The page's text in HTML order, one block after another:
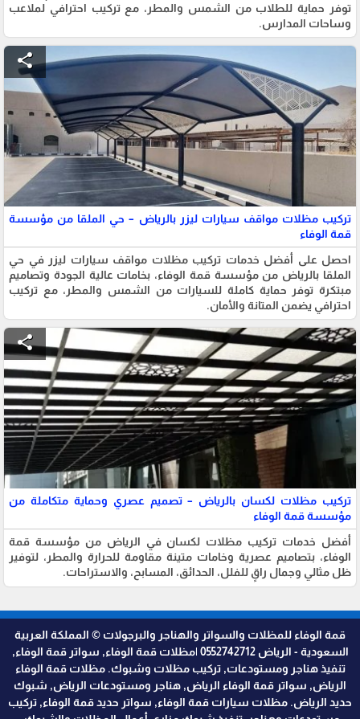
توفر حماية للطلاب من الشمس والمطر، مع تركيب احترافي لملاعب
وساحات المدارس.
share
تركيب مظلات مواقف سيارات ليزر بالرياض – حي الملقا من مؤسسة
قمة الوفاء
احصل على أفضل خدمات تركيب مظلات مواقف سيارات ليزر في حي
الملقا بالرياض من مؤسسة قمة الوفاء، بخامات عالية الجودة وتصاميم
مبتكرة توفر حماية كاملة للسيارات من الشمس والمطر، مع تركيب
احترافي يضمن المتانة والأمان.
share
تركيب مظلات لكسان بالرياض – تصميم عصري وحماية متكاملة من
مؤسسة قمة الوفاء
أفضل خدمات تركيب مظلات لكسان في الرياض من مؤسسة قمة
الوفاء، بتصاميم عصرية وخامات متينة مقاومة للحرارة والمطر، لتوفير
ظل مثالي وجمال راقٍ للفلل، الحدائق، المسابح، والاستراحات.
قمة الوفاء للمظلات والسواتر والهناجر والبرجولات © المملكة العربية
السعودية - الرياض 0552742712 |مظلات قمة الوفاء, سواتر قمة الوفاء,
تنفيذ هناجر ومستودعات, تركيب مظلات وشبوك. مظلات قمة الوفاء
الرياض, سواتر قمة الوفاء الرياض, هناجر ومستودعات الرياض, شبوك
حديد الرياض. مظلات سيارات قمة الوفاء, سواتر حديد قمة الوفاء, تركيب